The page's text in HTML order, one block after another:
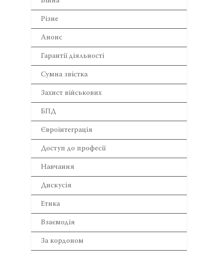
Різне
Анонс
Гарантії діяльності
Сумна звістка
Захист військових
БПД
Євроінтеграція
Доступ до професії
Навчання
Дискусія
Етика
Взаємодія
За кордоном